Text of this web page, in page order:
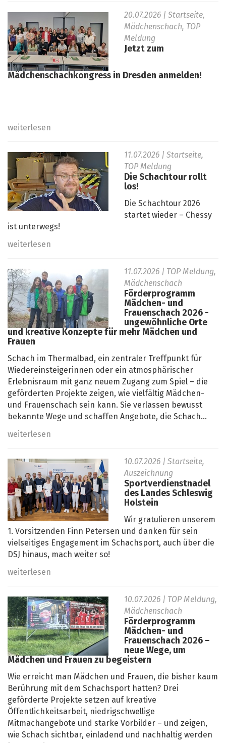
20.07.2026 | Startseite,
Mädchenschach, TOP
Meldung
Jetzt zum
Mädchenschachkongress in Dresden anmelden!
weiterlesen
11.07.2026 | Startseite,
TOP Meldung
Die Schachtour rollt
los!
Die Schachtour 2026
startet wieder – Chessy
ist unterwegs!
weiterlesen
11.07.2026 | TOP Meldung,
Mädchenschach
Förderprogramm
Mädchen- und
Frauenschach 2026 -
ungewöhnliche Orte
und kreative Konzepte für mehr Mädchen und
Frauen
Schach im Thermalbad, ein zentraler Treffpunkt für
Wiedereinsteigerinnen oder ein atmosphärischer
Erlebnisraum mit ganz neuem Zugang zum Spiel – die
geförderten Projekte zeigen, wie vielfältig Mädchen-
und Frauenschach sein kann. Sie verlassen bewusst
bekannte Wege und schaffen Angebote, die Schach...
weiterlesen
10.07.2026 | Startseite,
Auszeichnung
Sportverdienstnadel
des Landes Schleswig
Holstein
Wir gratulieren unserem
1. Vorsitzenden Finn Petersen und danken für sein
vielseitiges Engagement im Schachsport, auch über die
DSJ hinaus, mach weiter so!
weiterlesen
10.07.2026 | TOP Meldung,
Mädchenschach
Förderprogramm
Mädchen- und
Frauenschach 2026 –
neue Wege, um
Mädchen und Frauen zu begeistern
Wie erreicht man Mädchen und Frauen, die bisher kaum
Berührung mit dem Schachsport hatten? Drei
geförderte Projekte setzen auf kreative
Öffentlichkeitsarbeit, niedrigschwellige
Mitmachangebote und starke Vorbilder – und zeigen,
wie Schach sichtbar, einladend und nachhaltig werden